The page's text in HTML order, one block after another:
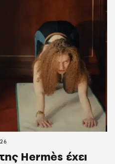
Hermès έχει